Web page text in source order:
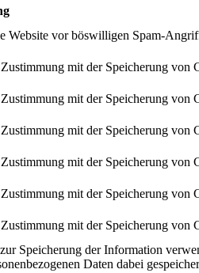
Website vor böswilligen Spam-
mit der Speicherung von
mit der Speicherung
mit der Speicherung
mit der Speicherung
mit der Speicherung von
mit der Speicherung von
Speicherung der Information
Daten dabei